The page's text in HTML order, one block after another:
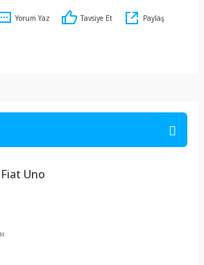
Yorum Yaz Tavsiye Et Paylaş
Uno